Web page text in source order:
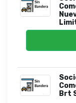
Brt